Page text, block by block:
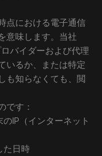
点における電子通信
意味します。当社
バイダーおよび代理
いるか、または特定
も知らなくても、閲
です：
IP（インターネット
た日時